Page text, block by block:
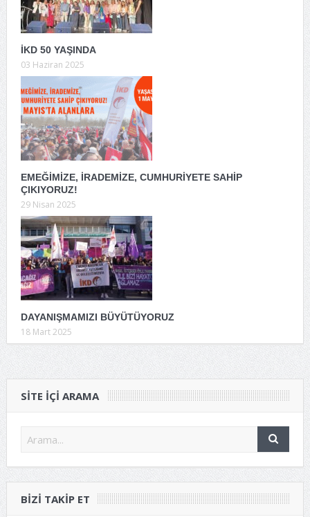
İKD 50 YAŞINDA
03 Haziran 2025
EMEĞİMİZE, İRADEMİZE, CUMHURİYETE SAHİP
ÇIKIYORUZ!
29 Nisan 2025
DAYANIŞMAMIZI BÜYÜTÜYORUZ
18 Mart 2025
SITE IÇI ARAMA
BIZI TAKIP ET